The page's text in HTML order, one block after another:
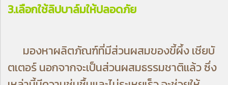
3.เลือกใช้ลิปบาล์มให้ปลอดภัย
มองหาผลิตภัณฑ์ที่มีส่วนผสมของขี้ผึ้ง เชียบั
ตเตอร์ นอกจากจะเป็นส่วนผสมธรรมชาติแล้ว ซึ่ง